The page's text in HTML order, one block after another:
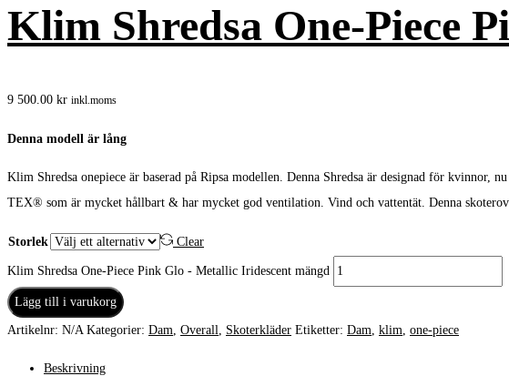
Klim Shredsa One-Piece
9 500.00 kr inkl.moms
Denna modell är lång
Klim Shredsa onepiece är baserad på Ripsa modellen. Denna Shredsa är designad för
TEX® som är mycket hållbart & har mycket god ventilation. Vind och vattentät. Denna
Storlek Clear
Klim Shredsa One-Piece Pink Glo - Metallic Iridescent mängd
Lägg till i varukorg
Artikelnr: N/A Kategorier: Dam, Overall, Skoterkläder Etiketter: Dam, klim, one-piece
Beskrivning